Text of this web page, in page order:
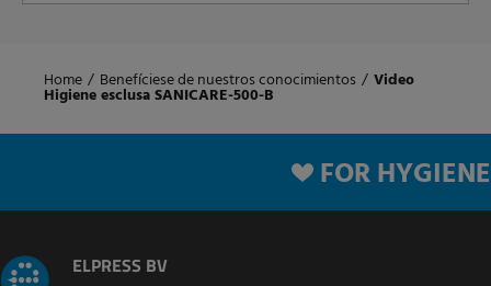
Home / Benefíciese de nuestros conocimientos / Video
Higiene esclusa SANICARE-500-B
FOR HYGIENE
ELPRESS BV